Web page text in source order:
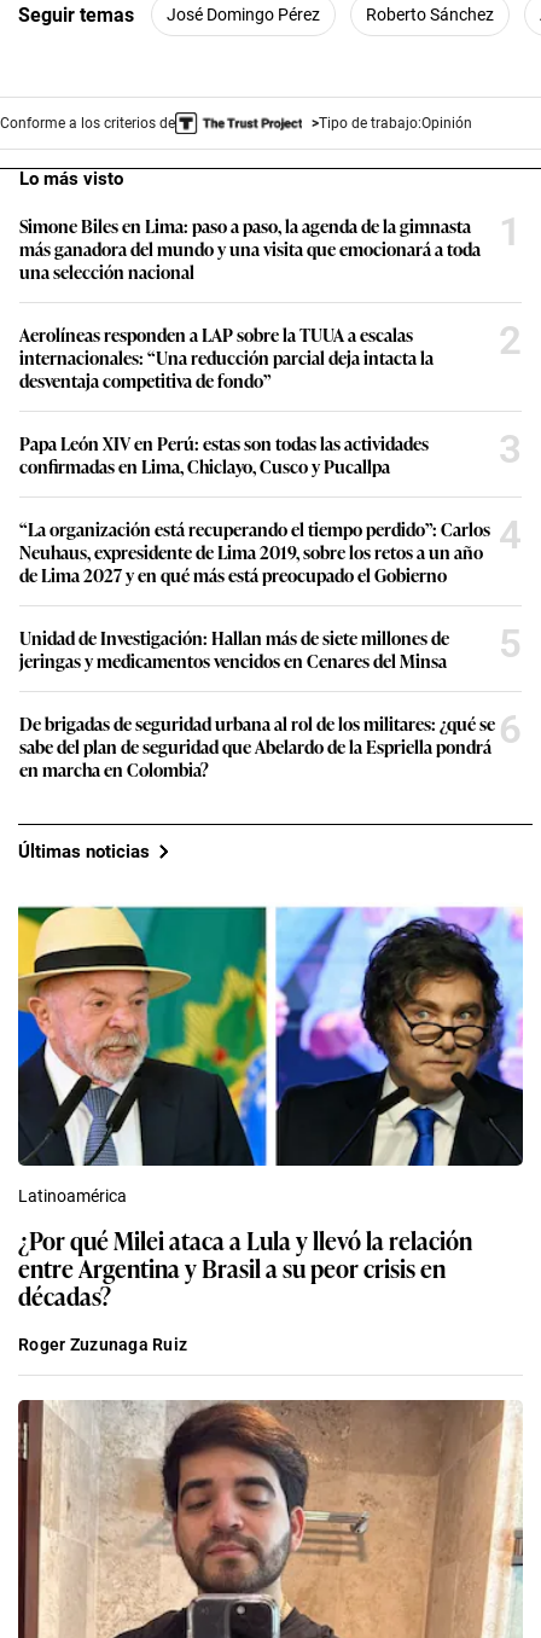
Seguir temas José Domingo Pérez Roberto Sánchez
Conforme a los criterios de Tipo de trabajo:Opinión
Lo más visto
Simone Biles en Lima: paso a paso, la agenda de la gimnasta
más ganadora del mundo y una visita que emocionará a toda
una selección nacional
1
Aerolíneas responden a LAP sobre la TUUA a escalas
internacionales: “Una reducción parcial deja intacta la
desventaja competitiva de fondo”
2
Papa León XIV en Perú: estas son todas las actividades
confirmadas en Lima, Chiclayo, Cusco y Pucallpa
3
“La organización está recuperando el tiempo perdido”: Carlos
Neuhaus, expresidente de Lima 2019, sobre los retos a un año
de Lima 2027 y en qué más está preocupado el Gobierno
4
Unidad de Investigación: Hallan más de siete millones de
jeringas y medicamentos vencidos en Cenares del Minsa
5
De brigadas de seguridad urbana al rol de los militares: ¿qué se
sabe del plan de seguridad que Abelardo de la Espriella pondrá
en marcha en Colombia?
6
Últimas noticias
Latinoamérica
¿Por qué Milei ataca a Lula y llevó la relación
entre Argentina y Brasil a su peor crisis en
décadas?
Roger Zuzunaga Ruiz